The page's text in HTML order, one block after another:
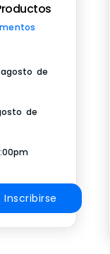
agosto de
de
Inscribirse